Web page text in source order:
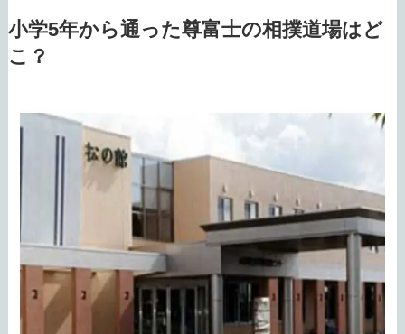
小学5年から通った尊富士の相撲道場はど
こ？